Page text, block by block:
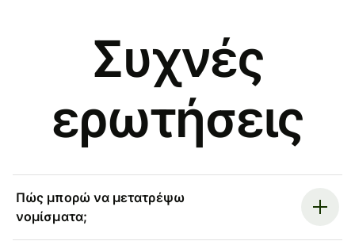
Συχνές
ερωτήσεις
Πώς μπορώ να μετατρέψω
νομίσματα;